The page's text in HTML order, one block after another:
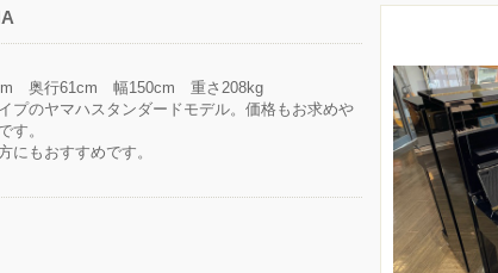
奥行61cm 幅150cm 重さ208kg
プのヤマハスタンダードモデル。価格もお求めや
す。
にもおすすめです。